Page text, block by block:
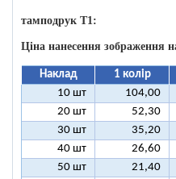
тамподрук T1:
Ціна нанесення зображення
Наклад 1 колір
10 шт
104,00
20 шт
52,30
30 шт
35,20
40 шт
26,60
50 шт
21,40